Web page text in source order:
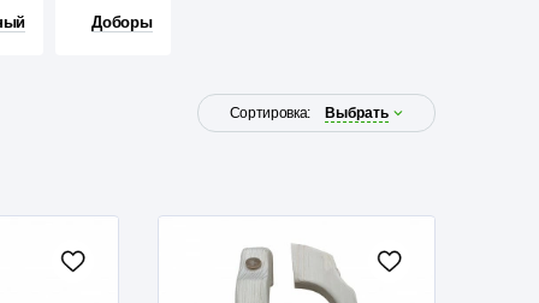
Доборы
Сортировка: Выбрать